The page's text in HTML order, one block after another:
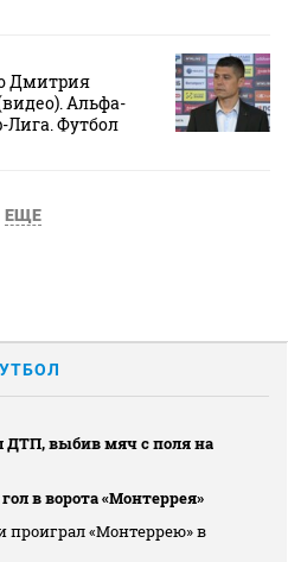
Дмитрия
Альфа-
Футбол
ЕЩЕ
ДТП, выбив мяч с поля на
в ворота «Монтеррея»
проиграл «Монтеррею» в